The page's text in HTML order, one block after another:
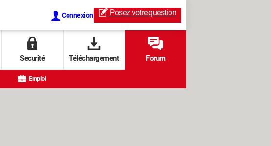
Connexion Posez votrequestion
Securité Téléchargement Forum
Emploi